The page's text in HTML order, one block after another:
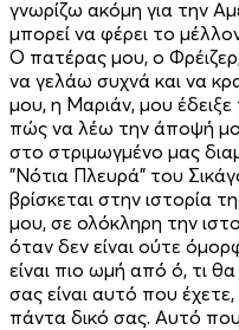
γνωρίζω ακόμη για την
μπορεί να φέρει το
Ο πατέρας μου, ο
να γελάω συχνά και να
μου, η Μαριάν, μου
πώς να λέω την άποψή
στο στριμωγμένο μας
"Νότια Πλευρά" του
βρίσκεται στην ιστορία
μου, σε ολόκληρη την
όταν δεν είναι ούτε
είναι πιο ωμή από ό, τι
σας είναι αυτό που
πάντα δικό σας. Αυτό